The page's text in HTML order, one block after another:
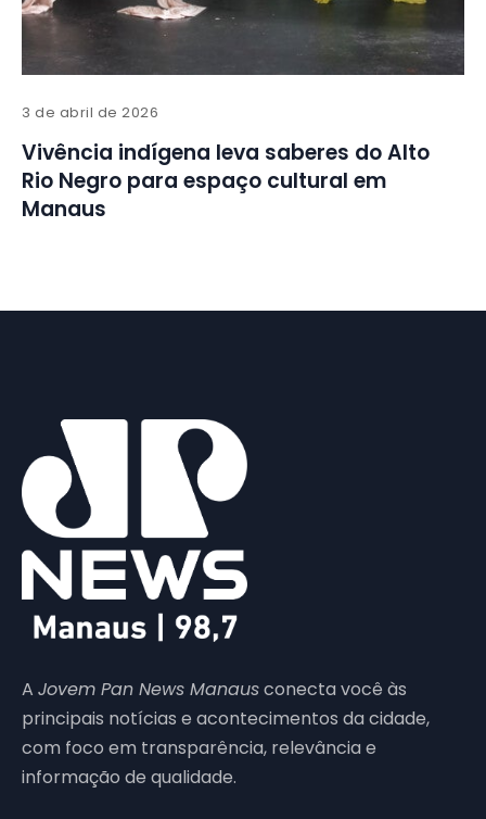
3 de abril de 2026
Vivência indígena leva saberes do Alto
Rio Negro para espaço cultural em
Manaus
A Jovem Pan News Manausconecta você às
principais notícias e acontecimentos da cidade,
com foco em transparência, relevância e
informação de qualidade.